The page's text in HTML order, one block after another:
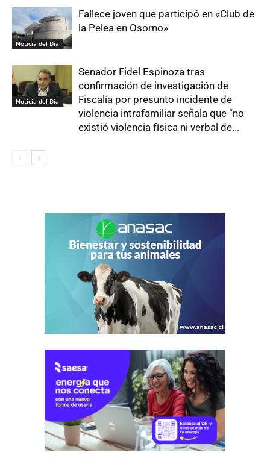
Noticia del Día
Fallece joven que participó en «Club de
la Pelea en Osorno»
Noticia del Día
Senador Fidel Espinoza tras
confirmación de investigación de
Fiscalía por presunto incidente de
violencia intrafamiliar señala que “no
existió violencia física ni verbal de...